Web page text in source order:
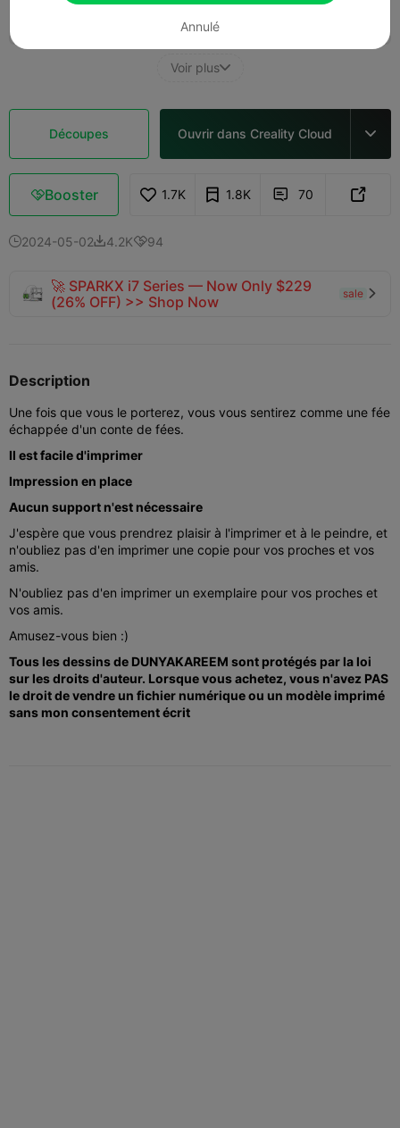
Voir plus
Découpes Ouvrir dans Creality Cloud 
Booster 1.7K 1.8K  70 
2024-05-024.2K94
🚀 SPARKX i7 Series — Now Only $229
(26% OFF) >> Shop Now
sale 
Description
Une fois que vous le porterez, vous vous sentirez comme une fée
échappée d'un conte de fées.
Il est facile d'imprimer
Impression en place
Aucun support n'est nécessaire
J'espère que vous prendrez plaisir à l'imprimer et à le peindre, et
n'oubliez pas d'en imprimer une copie pour vos proches et vos
amis.
N'oubliez pas d'en imprimer un exemplaire pour vos proches et
vos amis.
Amusez-vous bien :)
Tous les dessins de DUNYAKAREEM sont protégés par la loi
sur les droits d'auteur. Lorsque vous achetez, vous n'avez PAS
le droit de vendre un fichier numérique ou un modèle imprimé
sans mon consentement écrit
Annulé